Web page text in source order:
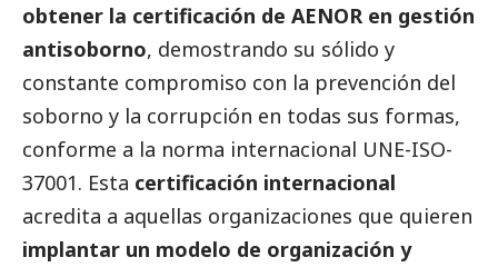
obtener la certificación de AENOR en gestión
antisoborno, demostrando su sólido y
constante compromiso con la prevención del
soborno y la corrupción en todas sus formas,
conforme a la norma internacional UNE-ISO-
37001. Esta certificación internacional
acredita a aquellas organizaciones que quieren
implantar un modelo de organización y